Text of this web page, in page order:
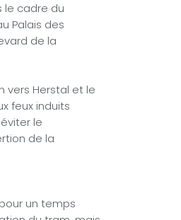
le cadre du
Palais des
de la
vers Herstal et le
feux induits
le
de la
un temps